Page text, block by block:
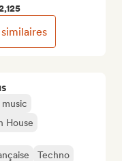
music
House
Techno